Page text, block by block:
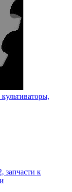
запчасти к